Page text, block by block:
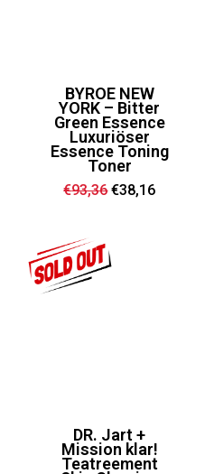
BYROE NEW
YORK – Bitter
Green Essence
Luxuriöser
Essence Toning
Toner
€93,36Ursprünglicher
Preis
€38,16Aktueller
DR. Jart +
Mission klar!
Teatreement